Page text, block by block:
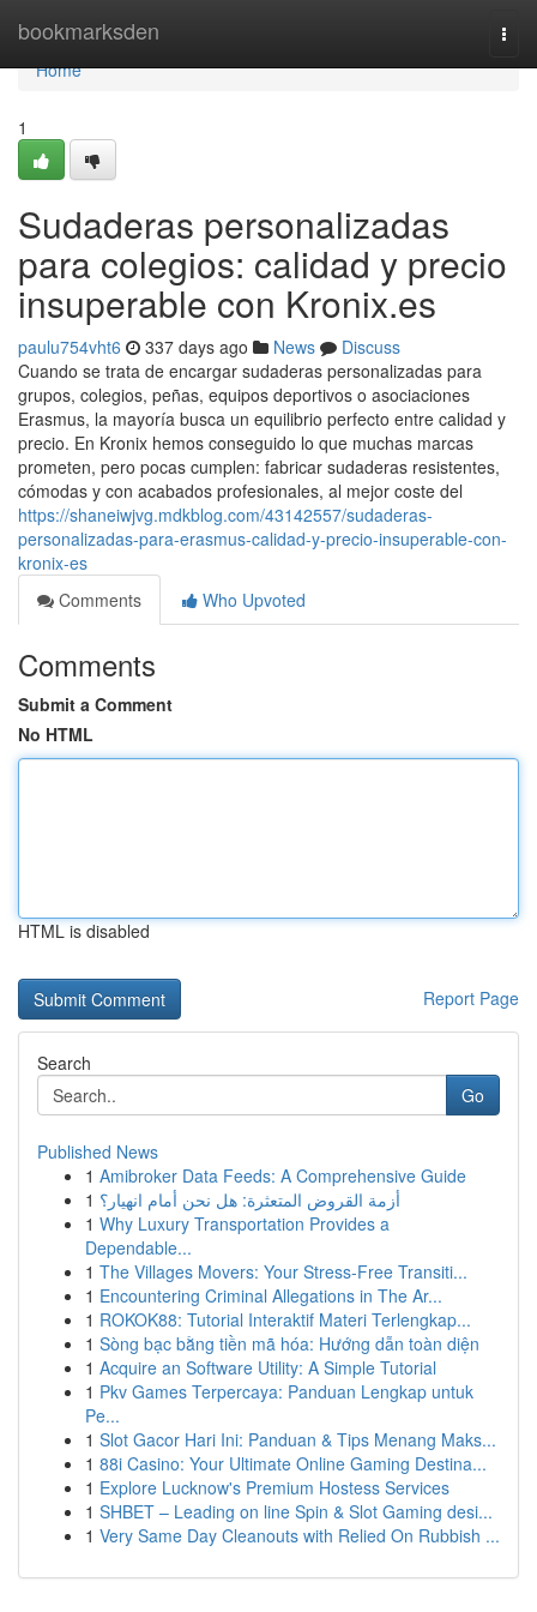
bookmarksden
Home
Home
1
Sudaderas personalizadas
para colegios: calidad y precio
insuperable con Kronix.es
paulu754vht6 337 days ago News
Discuss
Cuando se trata de encargar sudaderas personalizadas para
grupos, colegios, peñas, equipos deportivos o asociaciones
Erasmus, la mayoría busca un equilibrio perfecto entre calidad y
precio. En Kronix hemos conseguido lo que muchas marcas
prometen, pero pocas cumplen: fabricar sudaderas resistentes,
cómodas y con acabados profesionales, al mejor coste del
https://shaneiwjvg.mdkblog.com/43142557/sudaderas-
personalizadas-para-erasmus-calidad-y-precio-insuperable-con-
kronix-es
Comments
Who Upvoted
Comments
Submit a Comment
No HTML
HTML is disabled
Report Page
Search
Go
Published News
1 Amibroker Data Feeds: A Comprehensive Guide
1 أزمة القروض المتعثرة: هل نحن أمام انهيار؟
1 Why Luxury Transportation Provides a
Dependable...
1 The Villages Movers: Your Stress-Free Transiti...
1 Encountering Criminal Allegations in The Ar...
1 ROKOK88: Tutorial Interaktif Materi Terlengkap...
1 Sòng bạc bằng tiền mã hóa: Hướng dẫn toàn diện
1 Acquire an Software Utility: A Simple Tutorial
1 Pkv Games Terpercaya: Panduan Lengkap untuk
Pe...
1 Slot Gacor Hari Ini: Panduan & Tips Menang Maks...
1 88i Casino: Your Ultimate Online Gaming Destina...
1 Explore Lucknow's Premium Hostess Services
1 SHBET – Leading on line Spin & Slot Gaming desi...
1 Very Same Day Cleanouts with Relied On Rubbish ...